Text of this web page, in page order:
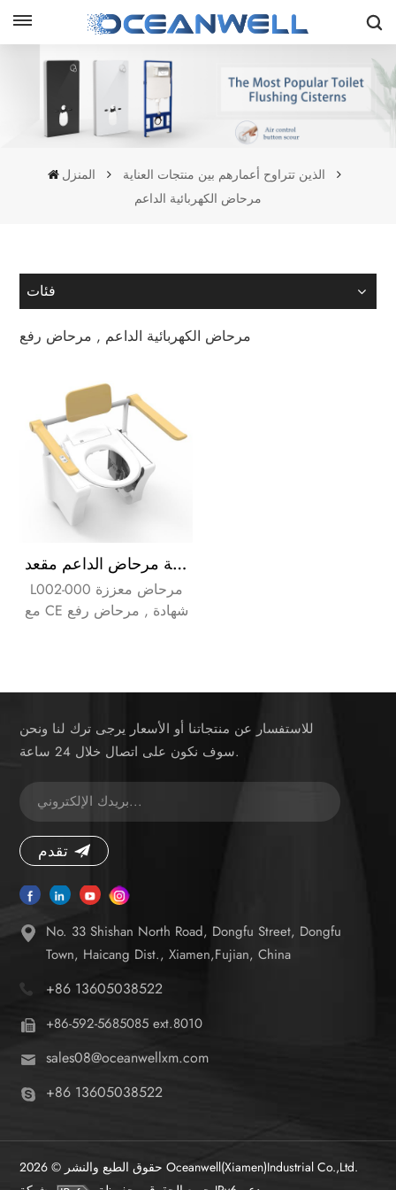
المنزل
الذين تتراوح أعمارهم بين منتجات العناية
مرحاض الكهربائية الداعم
فئات
مرحاض الكهربائية الداعم , مرحاض رفع
الإلكترونية مرحاض الداعم مقعد Agedcare تعطيل الرعاية الصحية
L002-000 مرحاض معززة
مع CE شهادة , مرحاض رفع
للاستفسار عن منتجاتنا أو الأسعار يرجى ترك لنا ونحن
سوف نكون على اتصال خلال 24 ساعة.
تقدم
No. 33 Shishan North Road, Dongfu Street, Dongfu
Town, Haicang Dist., Xiamen,Fujian, China
+86 13605038522
+86-592-5685085 ext.8010
sales08@oceanwellxm.com
+86 13605038522
حقوق الطبع والنشر © 2026 Oceanwell(Xiamen)Industrial Co.,Ltd.